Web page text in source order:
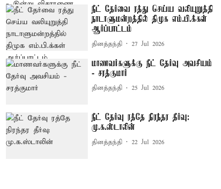
நீட் தேர்வை ரத்து செய்ய வலியுறுத்தி
நாடாளுமன்றத்தில் திமுக எம்.பி.க்கள்
ஆர்ப்பாட்டம்
தினத்தந்தி 27 Jul 2026
மாணவர்களுக்கு நீட் தேர்வு அவசியம்
- சரத்குமார்
தினத்தந்தி 25 Jul 2026
நீட் தேர்வு ரத்தே நிரந்தர தீர்வு:
மு.க.ஸ்டாலின்
தினத்தந்தி 22 Jul 2026